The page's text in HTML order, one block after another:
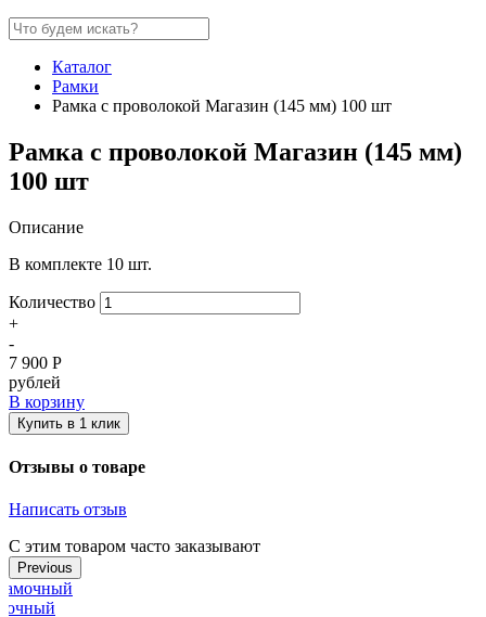
Каталог
Рамки
Рамка с проволокой Магазин (145 мм) 100 шт
Рамка с проволокой Магазин (145 мм)
100 шт
Описание
В комплекте 10 шт.
Количество
+
-
7 900 Р
рублей
В корзину
Купить в 1 клик
Отзывы о товаре
Написать отзыв
С этим товаром часто заказывают
Previous